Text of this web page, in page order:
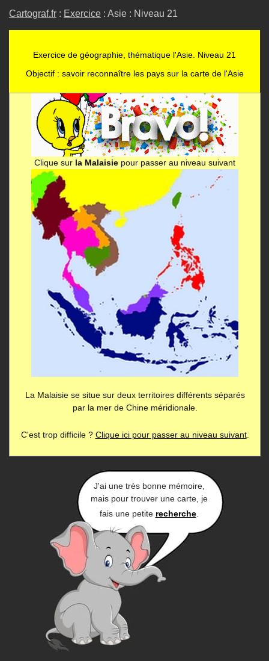
Cartograf.fr : Exercice : Asie : Niveau 21
Exercice de géographie, thématique l'Asie. Niveau 21
Objectif : savoir reconnaître les pays sur la carte de l'Asie
Clique sur la Malaisie pour passer au niveau suivant
La Malaisie se situe sur deux territoires différents séparés
par la mer de Chine méridionale.
C'est trop difficile ? Clique ici pour passer au niveau suivant.
J'ai une très bonne mémoire,
mais pour trouver une carte, je
fais une petite recherche.